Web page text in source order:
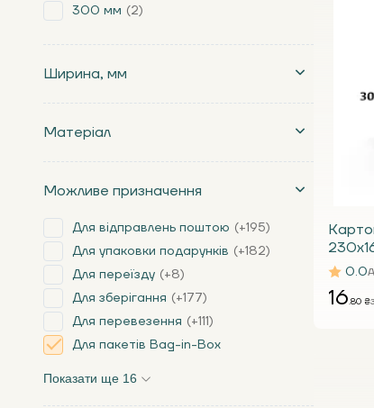
300 мм
2
Ширина, мм
Матеріал
Можливе призначення
Для відправлень поштою
+195
Для упаковки подарунків
+182
Для переїзду
+8
Для зберігання
+177
Для перевезення
+111
Для пакетів Bag-in-Box
Показати ще 16
Bag-
0.0
16.80 ₴